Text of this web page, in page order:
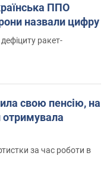
ППО
назвали цифру
ракет-
свою пенсію, на
отримувала
за час роботи в